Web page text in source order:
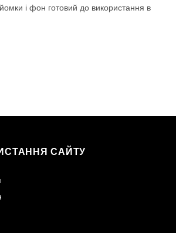
і фон готовий до використання в
САЙТУ